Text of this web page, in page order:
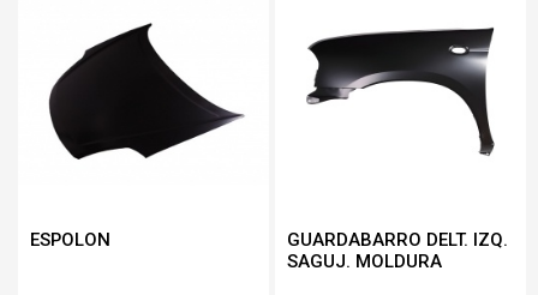
ESPOLON
GUARDABARRO DELT. IZQ.
SAGUJ. MOLDURA